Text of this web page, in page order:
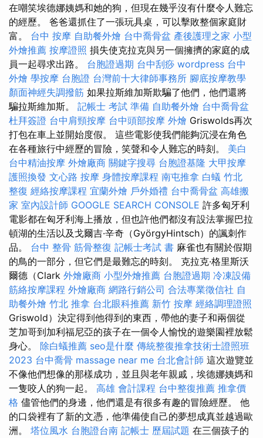
在嘲笑埃德娜姨媽和她的狗，但現在幾乎沒有什麼令人難忘
的經歷。 爸爸還抓住了一張玩具桌，可以擊敗整個家庭財
富。 台中 按摩 自助餐外燴 台中喬骨盆 產後護理之家 小型
外燴推薦 按摩證照 損失使克拉克與另一個擁擠的家庭的成
員一起尋求出路。 台胞證過期 台中刮痧 wordpress 台中
外燴 學按摩 台胞證 台灣前十大律師事務所 腳底按摩教學
顏面神經失調撥筋 如果拉斯維加斯欺騙了他們，他們還將
騙拉斯維加斯。 記帳士 考試 準備 自助餐外燴 台中喬骨盆
杜拜簽證 台中肩頸按摩 台中頭部按摩 外燴 Griswolds再次
打包在車上並開始度假。 這些電影使我們能夠沉浸在角色
在各種旅行中經歷的冒險，笑聲和令人難忘的時刻。 美白
台中精油按摩 外燴廠商 關鍵字搜尋 台胞證基隆 大甲按摩
護照換發 文心路 按摩 身體按摩課程 南屯推拿 白蟻 竹北
整復 經絡按摩課程 宜蘭外燴 戶外婚禮 台中喬骨盆 高雄搬
家 室內設計師 GOOGLE SEARCH CONSOLE 許多匈牙利
電影都在匈牙利海上播放，但也許他們都沒有設法掌握巴拉
頓湖的生活以及戈爾吉·辛奇（GyörgyHintsch）的諷刺作
品。 台中 整骨 筋骨整復 記帳士考試 書 麻雀也有關於假期
的鳥的一部分，但它們是最難忘的時刻。 克拉克·格里斯沃
爾德（Clark 外燴廠商 小型外燴推薦 台胞證過期 冷凍設備
筋絡按摩課程 外燴廠商 網路行銷公司 合法專業徵信社 自
助餐外燴 竹北 推拿 台北眼科推薦 新竹 按摩 經絡調理證照
Griswold）決定得到他得到的東西，帶他的妻子和兩個從
芝加哥到加利福尼亞的孩子在一個令人愉悅的遊樂園裡放鬆
身心。 除白蟻推薦 seo是什麼 傳統整復推拿技術士證照班
2023 台中喬骨 massage near me 台北會計師 這次遊覽並
不像他們想像的那樣成功，並且與老年親戚，埃德娜姨媽和
一隻咬人的狗一起。 高雄 會計課程 台中整復推薦 推拿價
格 儘管他們的身邊，他們還是有很多有趣的冒險經歷。 他
的口袋裡有了新的文憑，他準備使自己的夢想成真並越過歐
洲。 塔位風水 台胞證台南 記帳士 歷屆試題 在三個孩子的